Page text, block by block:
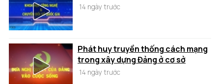
14 ngày trước
Phát huy truyền thống cách mạng
trong xây dựng Đảng ở cơ sở
14 ngày trước